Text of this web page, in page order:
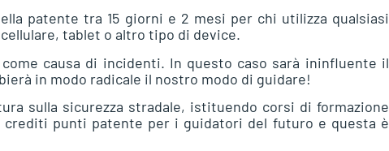
patente tra 15 giorni e 2 mesi per chi utilizza qualsiasi
tablet o altro tipo di device.
causa di incidenti. In questo caso sarà ininfluente il
in modo radicale il nostro modo di guidare!
sulla sicurezza stradale, istituendo corsi di formazione
punti patente per i guidatori del futuro e questa è